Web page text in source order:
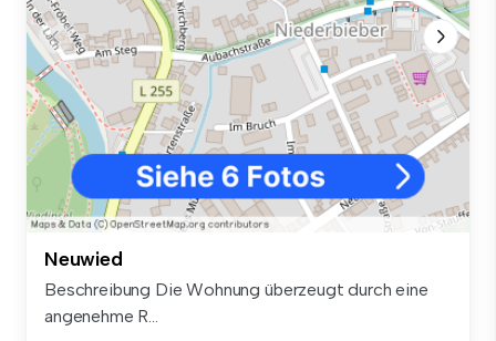
Neuwied
Beschreibung Die Wohnung überzeugt durch eine
angenehme R...